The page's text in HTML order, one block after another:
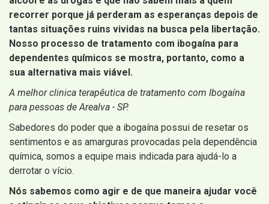
recorrer porque já perderam as esperanças depois de
tantas situações ruins vividas na busca pela libertação.
Nosso processo de tratamento com ibogaína para
dependentes químicos se mostra, portanto, como a
sua alternativa mais viável.
A melhor clinica terapêutica de tratamento com Ibogaína
para pessoas de Arealva - SP.
Sabedores do poder que a ibogaína possui de resetar os
sentimentos e as amarguras provocadas pela dependência
química, somos a equipe mais indicada para ajudá-lo a
derrotar o vício.
Nós sabemos como agir e de que maneira ajudar você